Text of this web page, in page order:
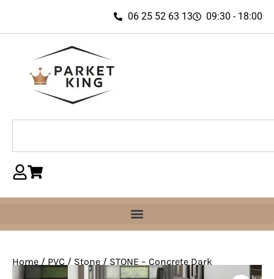
06 25 52 63 13 09:30 - 18:00
Home / PVC / Stone / STONE – Concrete Dark